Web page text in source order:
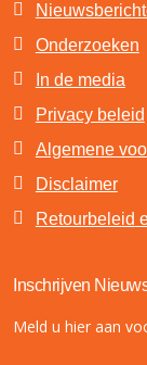
Onderzoeken
In de media
Privacy beleid
Algemene
Disclaimer
Retourbeleid
Inschrijven
Meld u hier aan